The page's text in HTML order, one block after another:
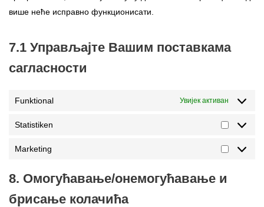
више неће исправно функционисати.
7.1 Управљајте Вашим поставкама
сагласности
Funktional Увијек активан
Statistiken
Marketing
8. Омогућавање/онемогућавање и
брисање колачића